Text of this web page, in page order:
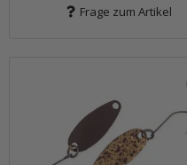
Frage zum Artikel